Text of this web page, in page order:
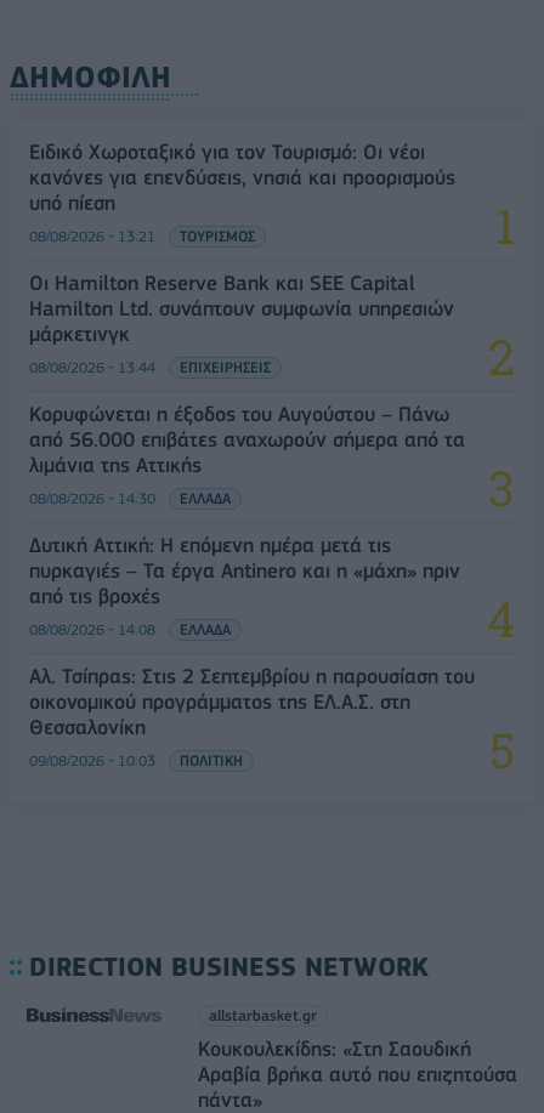
ΔΗΜΟΦΙΛΗ
Ειδικό Χωροταξικό για τον Τουρισμό: Οι νέοι
κανόνες για επενδύσεις, νησιά και προορισμούς
υπό πίεση
08/08/2026 - 13:21 ΤΟΥΡΙΣΜΟΣ
Οι Hamilton Reserve Bank και SEE Capital
Hamilton Ltd. συνάπτουν συμφωνία υπηρεσιών
μάρκετινγκ
08/08/2026 - 13:44 ΕΠΙΧΕΙΡΗΣΕΙΣ
Κορυφώνεται η έξοδος του Αυγούστου – Πάνω
από 56.000 επιβάτες αναχωρούν σήμερα από τα
λιμάνια της Αττικής
08/08/2026 - 14:30 ΕΛΛΑΔΑ
Δυτική Αττική: Η επόμενη ημέρα μετά τις
πυρκαγιές – Τα έργα Antinero και η «μάχη» πριν
από τις βροχές
08/08/2026 - 14:08 ΕΛΛΑΔΑ
Αλ. Τσίπρας: Στις 2 Σεπτεμβρίου η παρουσίαση του
οικονομικού προγράμματος της ΕΛ.Α.Σ. στη
Θεσσαλονίκη
09/08/2026 - 10:03 ΠΟΛΙΤΙΚΗ
DIRECTION BUSINESS NETWORK
allstarbasket.gr
Κουκουλεκίδης: «Στη Σαουδική
Αραβία βρήκα αυτό που επιζητούσα
πάντα»